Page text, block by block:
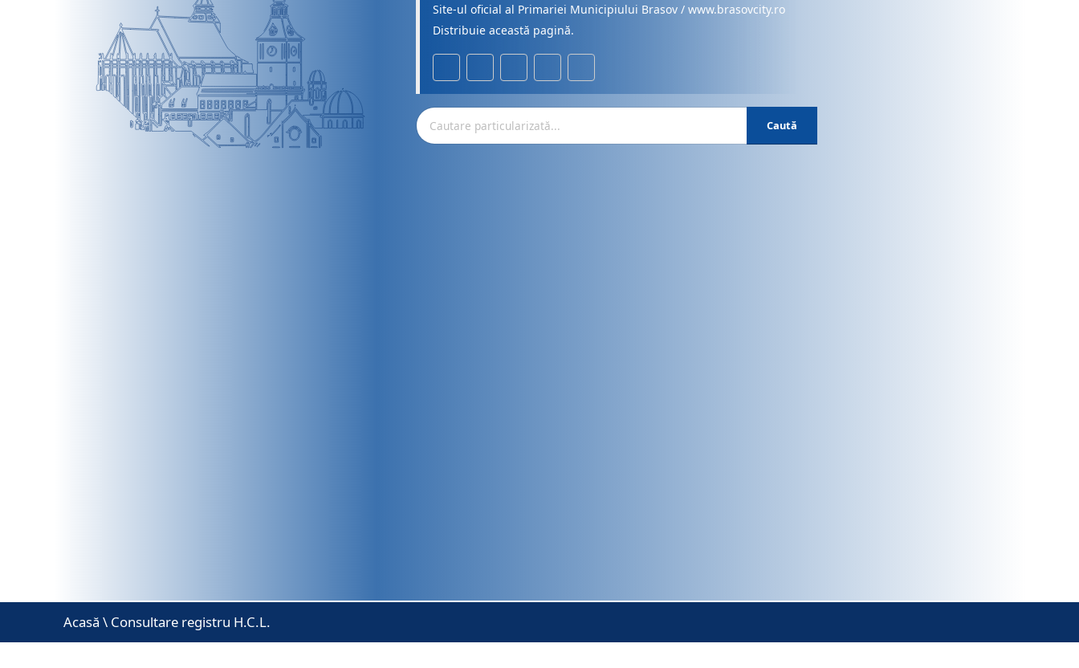
Site-ul oficial al Primariei Municipiului Brasov / www.brasovcity.ro
Distribuie această pagină.
Caută
Acasă \ Consultare registru H.C.L.